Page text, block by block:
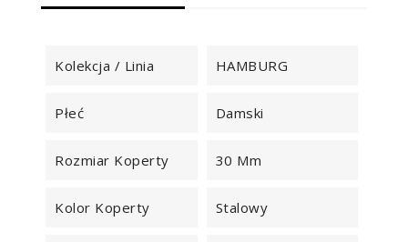
Kolekcja / Linia HAMBURG
Płeć Damski
Rozmiar Koperty 30 Mm
Kolor Koperty Stalowy